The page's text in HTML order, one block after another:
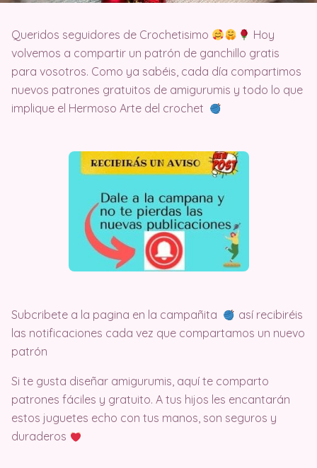
Queridos seguidores de Crochetisimo
Hoy
volvemos a compartir un patrón de ganchillo gratis
para vosotros. Como ya sabéis, cada día compartimos
nuevos patrones gratuitos de amigurumis y todo lo que
implique el Hermoso Arte del crochet
Subcribete a la pagina en la campañita
así recibiréis
las notificaciones cada vez que compartamos un nuevo
patrón
Si te gusta diseñar amigurumis, aquí te comparto
patrones fáciles y gratuito. A tus hijos les encantarán
estos juguetes echo con tus manos, son seguros y
duraderos